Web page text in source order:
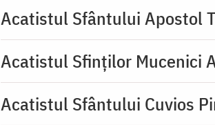
Acatistul Sfântului Apostol
Acatistul Sfinților Mucenici
Acatistul Sfântului Cuvios